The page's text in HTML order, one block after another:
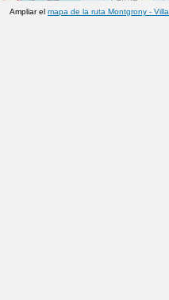
Ampliar el mapa de la ruta Montgrony -